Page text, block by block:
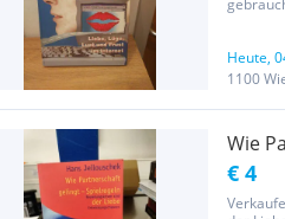
Heute,
1100
Wie
€ 4